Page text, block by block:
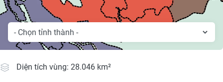
Media Pháp luật
Media Du lịch
Media Thế giới
Media Thể thao
Diện tích vùng: 28.046 km²